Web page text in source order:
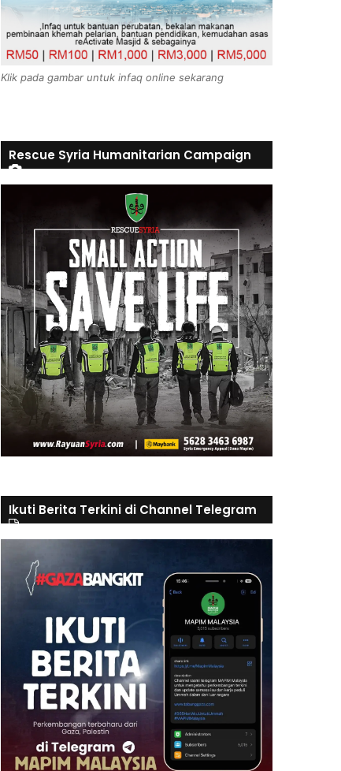
Klik pada gambar untuk infaq online sekarang
Rescue Syria Humanitarian Campaign
Ikuti Berita Terkini di Channel Telegram